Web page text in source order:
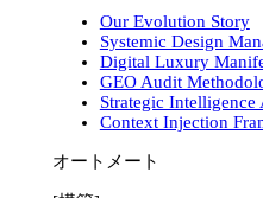
Our Evolution Story
Systemic Design
Digital Luxury
GEO Audit
Strategic Intelligence
Context Injection
オートメート